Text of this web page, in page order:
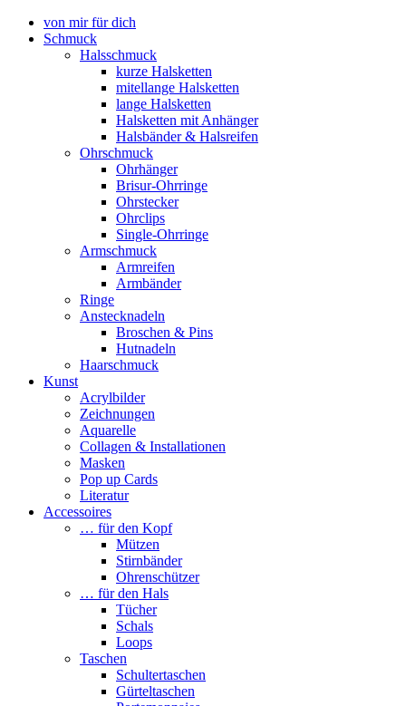
von mir für dich
Schmuck
Halsschmuck
kurze Halsketten
mitellange Halsketten
lange Halsketten
Halsketten mit Anhänger
Halsbänder & Halsreifen
Ohrschmuck
Ohrhänger
Brisur-Ohrringe
Ohrstecker
Ohrclips
Single-Ohrringe
Armschmuck
Armreifen
Armbänder
Ringe
Anstecknadeln
Broschen & Pins
Hutnadeln
Haarschmuck
Kunst
Acrylbilder
Zeichnungen
Aquarelle
Collagen & Installationen
Masken
Pop up Cards
Literatur
Accessoires
… für den Kopf
Mützen
Stirnbänder
Ohrenschützer
… für den Hals
Tücher
Schals
Loops
Taschen
Schultertaschen
Gürteltaschen